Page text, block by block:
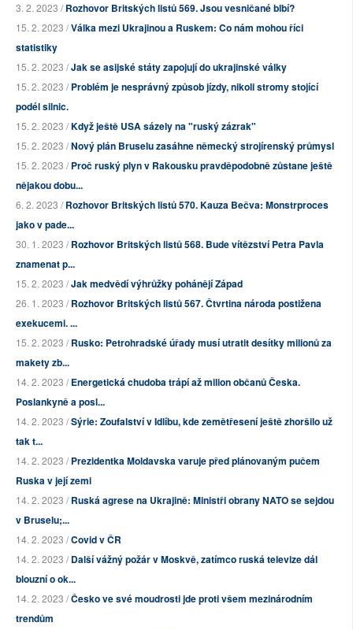
3. 2. 2023 /Rozhovor Britských listů 569. Jsou vesničané blbí?
15. 2. 2023 /Válka mezi Ukrajinou a Ruskem: Co nám mohou říci
statistiky
15. 2. 2023 /Jak se asijské státy zapojují do ukrajinské války
15. 2. 2023 /Problém je nesprávný způsob jízdy, nikoli stromy stojící
podél silnic.
15. 2. 2023 /Když ještě USA sázely na "ruský zázrak"
15. 2. 2023 /Nový plán Bruselu zasáhne německý strojírenský průmysl
15. 2. 2023 /Proč ruský plyn v Rakousku pravděpodobně zůstane ještě
nějakou dobu...
6. 2. 2023 /Rozhovor Britských listů 570. Kauza Bečva: Monstrproces
jako v pade...
30. 1. 2023 /Rozhovor Britských listů 568. Bude vítězství Petra Pavla
znamenat p...
15. 2. 2023 /Jak medvědí výhrůžky pohánějí Západ
26. 1. 2023 /Rozhovor Britských listů 567. Čtvrtina národa postižena
exekucemi. ...
15. 2. 2023 /Rusko: Petrohradské úřady musí utratit desítky milionů za
makety zb...
14. 2. 2023 /Energetická chudoba trápí až milion občanů Česka.
Poslankyně a posl...
14. 2. 2023 /Sýrie: Zoufalství v Idlíbu, kde zemětřesení ještě zhoršilo už
tak t...
14. 2. 2023 /Prezidentka Moldavska varuje před plánovaným pučem
Ruska v její zemi
14. 2. 2023 /Ruská agrese na Ukrajině: Ministři obrany NATO se sejdou
v Bruselu;...
14. 2. 2023 /Covid v ČR
14. 2. 2023 /Další vážný požár v Moskvě, zatímco ruská televize dál
blouzní o ok...
14. 2. 2023 /Česko ve své moudrosti jde proti všem mezinárodním
trendům